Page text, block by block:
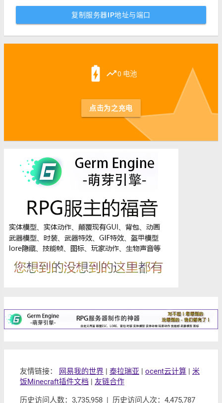
复制服务器IP地址与端口
battery_charging_full trending_up0 电池
点击为之充电
友情链接： 网易我的世界 | 泰拉瑞亚 | ocent云计算 | 米
饭Minecraft插件文档 | 友链合作
历史访问人数：3,735,958 | 历史访问人次：4,475,787